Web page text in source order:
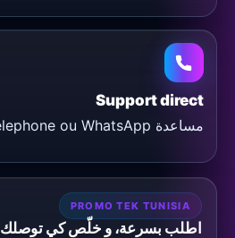
Support direct
مساعدة rapide par telephone ou WhatsApp.
PROMO TEK TUNISIA
اطلب بسرعة، و خلّص كي توصلك